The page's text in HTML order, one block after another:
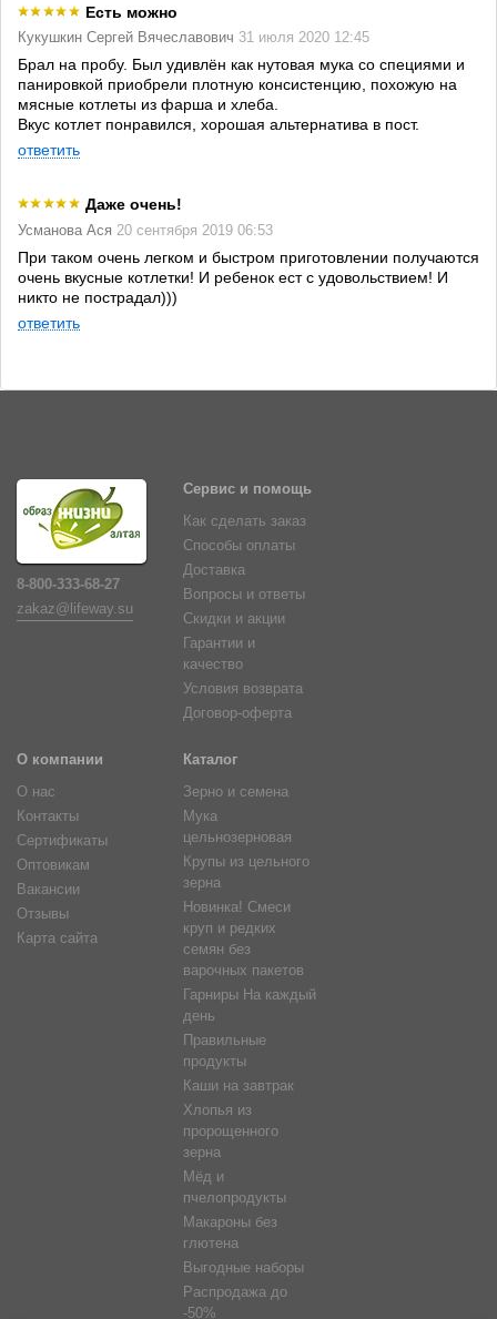
Есть можно
Кукушкин Сергей Вячеславович 31 июля 2020 12:45
Брал на пробу. Был удивлён как нутовая мука со специями и
панировкой приобрели плотную консистенцию, похожую на
мясные котлеты из фарша и хлеба.
Вкус котлет понравился, хорошая альтернатива в пост.
ответить
Даже очень!
Усманова Ася 20 сентября 2019 06:53
При таком очень легком и быстром приготовлении получаются
очень вкусные котлетки! И ребенок ест с удовольствием! И
никто не пострадал)))
ответить
8-800-333-68-27
zakaz@lifeway.su
Сервис и помощь
Как сделать заказ
Способы оплаты
Доставка
Вопросы и ответы
Скидки и акции
Гарантии и
качество
Условия возврата
Договор-оферта
О компании
О нас
Контакты
Сертификаты
Оптовикам
Вакансии
Отзывы
Карта сайта
Каталог
Зерно и семена
Мука
цельнозерновая
Крупы из цельного
зерна
Новинка! Смеси
круп и редких
семян без
варочных пакетов
Гарниры На каждый
день
Правильные
продукты
Каши на завтрак
Хлопья из
пророщенного
зерна
Мёд и
пчелопродукты
Макароны без
глютена
Выгодные наборы
Распродажа до
-50%